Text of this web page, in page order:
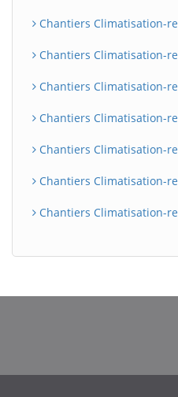
Chantiers Climatisation-
Chantiers Climatisation-
Chantiers Climatisation-
Chantiers Climatisation-
Chantiers Climatisation-
Chantiers Climatisation-
Chantiers Climatisation-
BatiWebPro